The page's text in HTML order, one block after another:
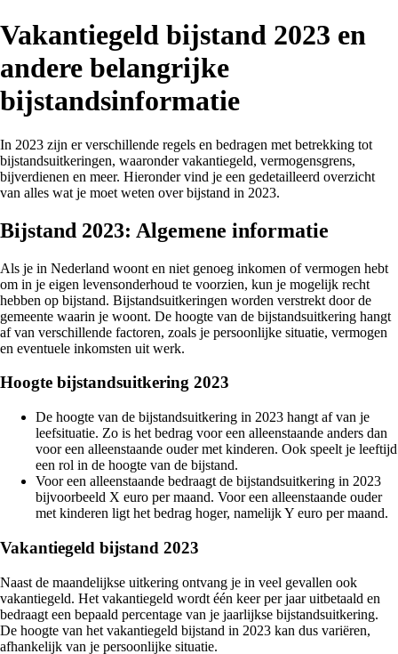
Vakantiegeld bijstand 2023 en
andere belangrijke
bijstandsinformatie
In 2023 zijn er verschillende regels en bedragen met betrekking tot
bijstandsuitkeringen, waaronder vakantiegeld, vermogensgrens,
bijverdienen en meer. Hieronder vind je een gedetailleerd overzicht
van alles wat je moet weten over bijstand in 2023.
Bijstand 2023: Algemene informatie
Als je in Nederland woont en niet genoeg inkomen of vermogen hebt
om in je eigen levensonderhoud te voorzien, kun je mogelijk recht
hebben op bijstand. Bijstandsuitkeringen worden verstrekt door de
gemeente waarin je woont. De hoogte van de bijstandsuitkering hangt
af van verschillende factoren, zoals je persoonlijke situatie, vermogen
en eventuele inkomsten uit werk.
Hoogte bijstandsuitkering 2023
De hoogte van de bijstandsuitkering in 2023 hangt af van je
leefsituatie. Zo is het bedrag voor een alleenstaande anders dan
voor een alleenstaande ouder met kinderen. Ook speelt je leeftijd
een rol in de hoogte van de bijstand.
Voor een alleenstaande bedraagt de bijstandsuitkering in 2023
bijvoorbeeld X euro per maand. Voor een alleenstaande ouder
met kinderen ligt het bedrag hoger, namelijk Y euro per maand.
Vakantiegeld bijstand 2023
Naast de maandelijkse uitkering ontvang je in veel gevallen ook
vakantiegeld. Het vakantiegeld wordt één keer per jaar uitbetaald en
bedraagt een bepaald percentage van je jaarlijkse bijstandsuitkering.
De hoogte van het vakantiegeld bijstand in 2023 kan dus variëren,
afhankelijk van je persoonlijke situatie.